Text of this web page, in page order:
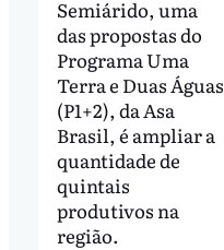
Semiárido, uma
das propostas do
Programa Uma
Terra e Duas Águas
(P1+2), da Asa
Brasil, é ampliar a
quantidade de
quintais
produtivos na
região.